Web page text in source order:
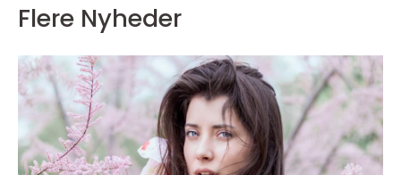
Flere Nyheder